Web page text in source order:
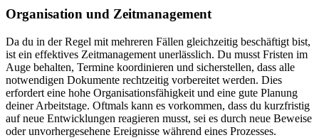
Organisation und Zeitmanagement
Da du in der Regel mit mehreren Fällen gleichzeitig beschäftigt bist,
ist ein effektives Zeitmanagement unerlässlich. Du musst Fristen im
Auge behalten, Termine koordinieren und sicherstellen, dass alle
notwendigen Dokumente rechtzeitig vorbereitet werden. Dies
erfordert eine hohe Organisationsfähigkeit und eine gute Planung
deiner Arbeitstage. Oftmals kann es vorkommen, dass du kurzfristig
auf neue Entwicklungen reagieren musst, sei es durch neue Beweise
oder unvorhergesehene Ereignisse während eines Prozesses.